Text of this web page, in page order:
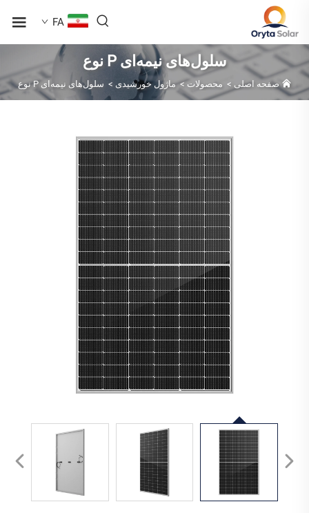
FA
سلول‌های نیمه‌ای P نوع
صفحه اصلی > محصولات>ماژول خورشیدی > سلول‌های نیمه‌ای P نوع